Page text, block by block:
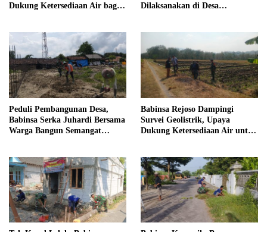
Dukung Ketersediaan Air bagi
Dilaksanakan di Desa
Peduli Pembangunan Desa,
Babinsa Serka Juhardi Bersama
Warga Bangun Semangat
Babinsa Rejoso Dampingi
Survei Geolistrik, Upaya
Dukung Ketersediaan Air untuk